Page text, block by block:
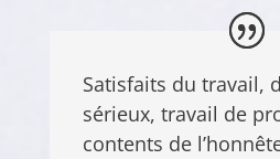
Satisfaits du travail,
sérieux, travail de
contents de